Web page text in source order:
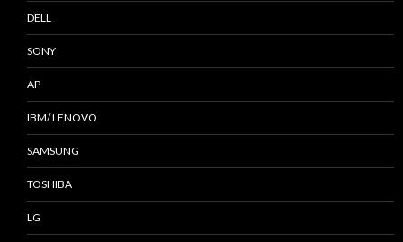
DELL
SONY
AP
IBM/ LENOVO
SAMSUNG
TOSHIBA
LG